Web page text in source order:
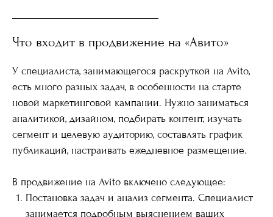
Что входит в продвижение на «Авито»
У специалиста, занимающегося раскруткой на Avito,
есть много разных задач, в особенности на старте
новой маркетинговой кампании. Нужно заниматься
аналитикой, дизайном, подбирать контент, изучать
сегмент и целевую аудиторию, составлять график
публикаций, настраивать ежедневное размещение.
В продвижение на Avito включено следующее:
Постановка задач и анализ сегмента. Специалист
занимается подробным выяснением ваших